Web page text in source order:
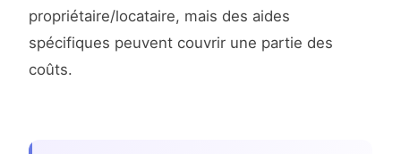
propriétaire/locataire, mais des aides
spécifiques peuvent couvrir une partie des
coûts.